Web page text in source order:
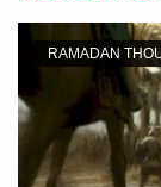
RAMADAN